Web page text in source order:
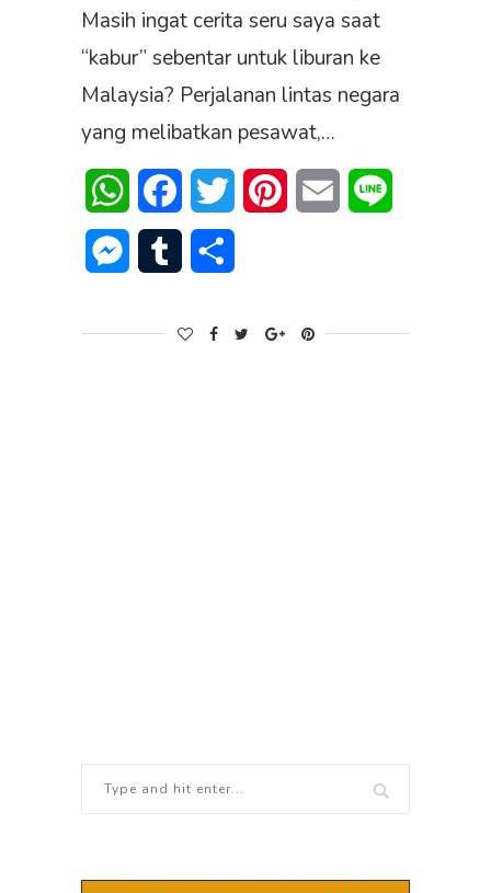
Masih ingat cerita seru saya saat
“kabur” sebentar untuk liburan ke
Malaysia? Perjalanan lintas negara
yang melibatkan pesawat,…
WhatsAppFacebookTwitter PinterestEmail
Messenger
Tumblr